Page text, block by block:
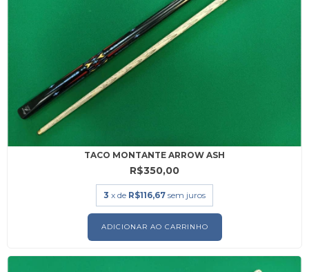
TACO MONTANTE ARROW ASH
R$350,00
3 x de R$116,67 sem juros